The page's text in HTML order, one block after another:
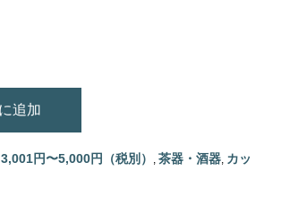
3,001円〜5,000円（税別） 茶器・酒器, カッ